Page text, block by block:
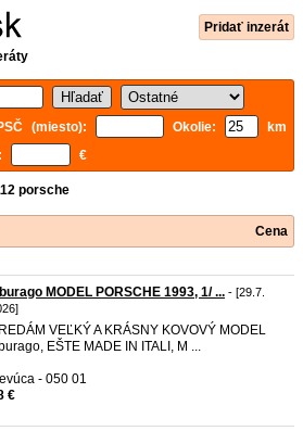
Pridať inzerát
(miesto):
Okolie:
km
€
porsche
Cena
MODEL PORSCHE 1993, 1/ ... - [29.7.
VEĽKÝ A KRÁSNY KOVOVÝ MODEL
EŠTE MADE IN ITALI, M ...
- 050 01
€